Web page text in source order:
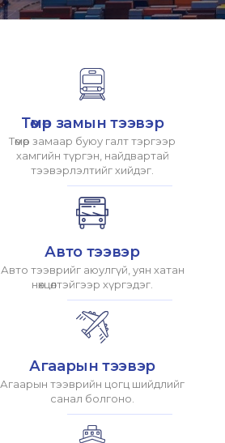
Төмөр замын тээвэр
Төмөр замаар буюу галт тэргээр
хамгийн түргэн, найдвартай
тээвэрлэлтийг хийдэг.
Авто тээвэр
Авто тээврийг аюулгүй, уян хатан
нөхцөлтэйгээр хүргэдэг.
Агаарын тээвэр
Агаарын тээврийн цогц шийдлийг
санал болгоно.